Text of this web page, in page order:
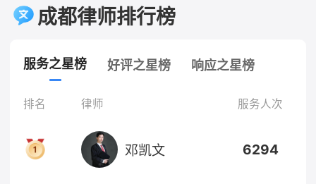
款，机动车发生交通事故造成人身伤
亡、财产损失的，由保险公司在交强
话说清楚，哪些情况能退、哪些情况
退不了、怎么退，一条一条讲明白。
金"这两个词读音一样，法律效果差
得远。定金是有担保性质的，写进
十六条：定金合同自实际交付定金时
是不得超过主合同标的额的百分之二
十。也就是说，真正意义上的定金，
成都律师排行榜
服务之星榜 好评之星榜 响应之星榜
排名 律师 服务人次
邓凯文 6294